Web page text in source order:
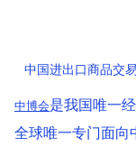
中国进出口商品交
中博会是我国唯一
全球唯一专门面向